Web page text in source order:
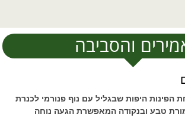
והסביבה
היפות שבגליל עם נוף פנורמי לכנרת
טבע ובנקודה המאפשרת הגעה נוחה